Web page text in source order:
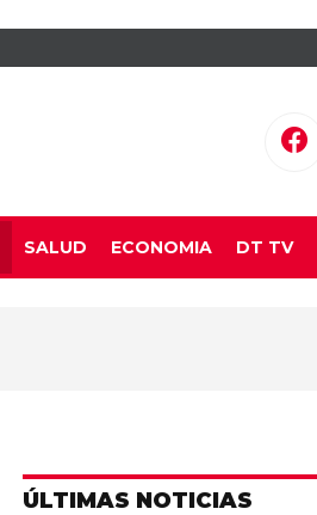
SALUD ECONOMIA DT TV
ÚLTIMAS NOTICIAS